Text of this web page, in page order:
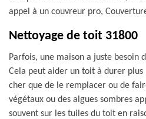
appel à un couvreur pro,
Nettoyage de toit 31800
Parfois, une maison a juste besoin
Cela peut aider un toit à durer
cher que de le remplacer ou de
végétaux ou des algues sombres
souvent sur les tuiles du toit en